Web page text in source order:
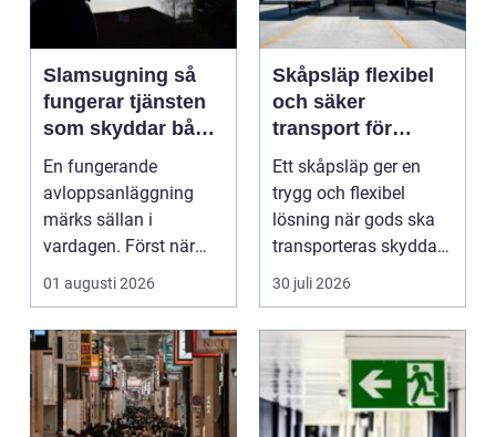
Slamsugning så
fungerar tjänsten
som skyddar både
hus och miljö
En fungerande
avloppsanläggning
märks sällan i
vardagen. Först när
brunnar svämmar över,
01 augusti 2026
Skåpsläp flexibel
och säker
transport för
företag och
privatpersoner
Ett skåpsläp ger en
trygg och flexibel
lösning när gods ska
transporteras skyddat
mot väder, insyn o...
30 juli 2026